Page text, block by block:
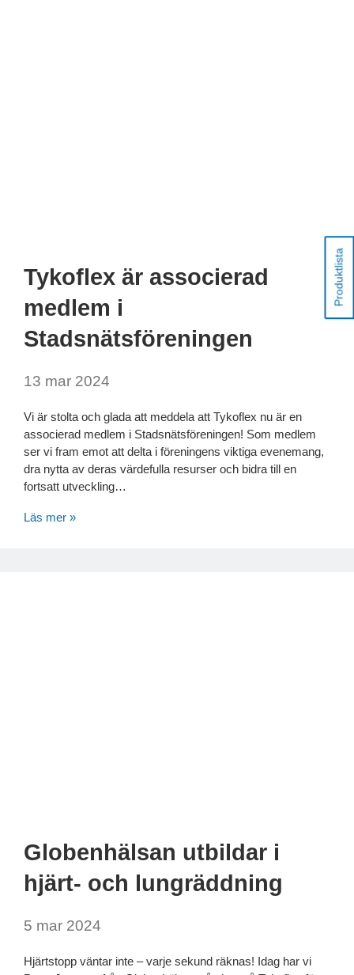
Tykoflex är associerad
medlem i
Stadsnätsföreningen
13 mar 2024
Vi är stolta och glada att meddela att Tykoflex nu är en
associerad medlem i Stadsnätsföreningen! Som medlem
ser vi fram emot att delta i föreningens viktiga evenemang,
dra nytta av deras värdefulla resurser och bidra till en
fortsatt utveckling…
Läs mer »
Globenhälsan utbildar i
hjärt- och lungräddning
5 mar 2024
Hjärtstopp väntar inte – varje sekund räknas! Idag har vi
Produktlista